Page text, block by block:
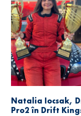
Natalia Iocsak,
Pro2 în Drift